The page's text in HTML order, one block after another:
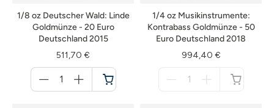
1/8 oz Deutscher Wald: Linde
Goldmünze - 20 Euro
Deutschland 2015
511,70 €
für
Warenkorb
1/4 oz Musikinstrumente:
Kontrabass Goldmünze - 50
Euro Deutschland 2018
994,40 €